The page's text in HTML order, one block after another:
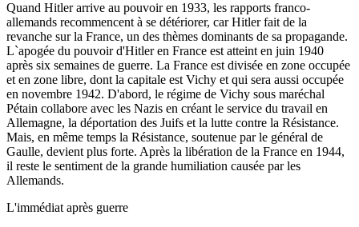
Quand Hitler arrive au pouvoir en 1933, les rapports franco-
allemands recommencent à se détériorer, car Hitler fait de la
revanche sur la France, un des thèmes dominants de sa propagande.
L`apogée du pouvoir d'Hitler en France est atteint en juin 1940
après six semaines de guerre. La France est divisée en zone occupée
et en zone libre, dont la capitale est Vichy et qui sera aussi occupée
en novembre 1942. D'abord, le régime de Vichy sous maréchal
Pétain collabore avec les Nazis en créant le service du travail en
Allemagne, la déportation des Juifs et la lutte contre la Résistance.
Mais, en même temps la Résistance, soutenue par le général de
Gaulle, devient plus forte. Après la libération de la France en 1944,
il reste le sentiment de la grande humiliation causée par les
Allemands.
L'immédiat après guerre